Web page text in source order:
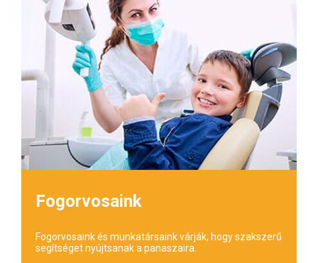
Fogorvosaink
Fogorvosaink és munkatársaink várják, hogy szakszerű
segítséget nyújtsanak a panaszaira.